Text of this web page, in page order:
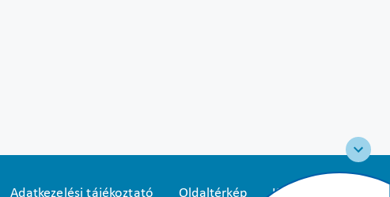
Adatkezelési tájékoztató Oldaltérkép Közadatkereső